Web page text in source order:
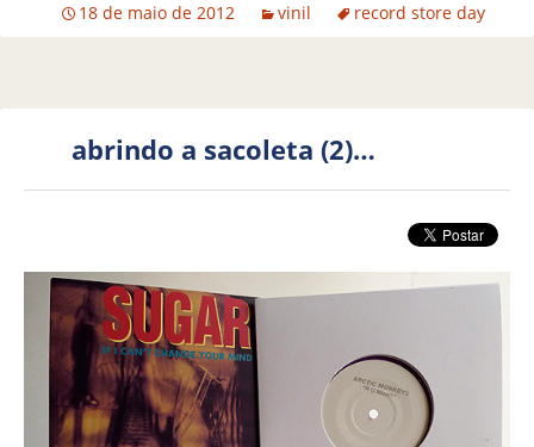
18 de maio de 2012 vinil record store day
abrindo a sacoleta (2)…